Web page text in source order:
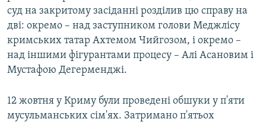
суд на закритому засіданні розділив цю справу на
дві: окремо – над заступником голови Меджлісу
кримських татар Ахтемом Чийгозом, і окремо –
над іншими фігурантами процесу – Алі Асановим і
Мустафою Дегерменджі.
12 жовтня у Криму були проведені обшуки у п'яти
мусульманських сім'ях. Затримано п'ятьох